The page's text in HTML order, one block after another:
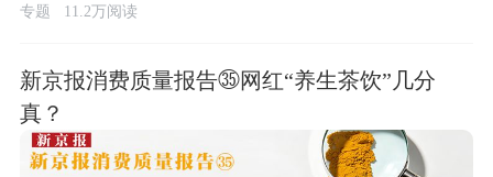
专题 11.2万阅读
新京报消费质量报告㉟网红“养生茶饮”几分
真？